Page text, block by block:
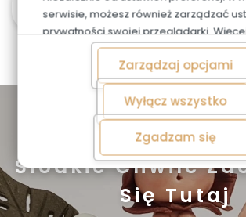
serwisie, możesz również zarządzać
prywatności swojej przeglądarki.
o przetwarzaniu danych znajdziesz w
Zarządzaj opcjami
Wyłącz wszystko
Zgadzam się
Czas i koszt dostawy
Zapoznaj się z naszą
Słodkie Chwile
Się Tutaj